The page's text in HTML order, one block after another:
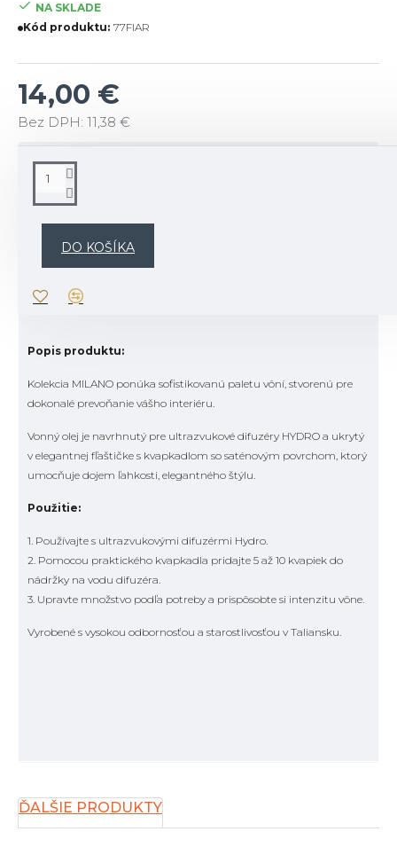
14,00 €
Bez DPH: 11,38 €
NA SKLADE
Kód produktu: 77FIAR
DO KOŠÍKA
Popis vône:
Popis produktu:
Kolekcia MILANO ponúka sofistikovanú paletu vôní, stvorenú pre
dokonalé prevoňanie vášho interiéru.
Vonný olej je navrhnutý pre ultrazvukové difuzéry HYDRO a ukrytý
v elegantnej fľaštičke s kvapkadlom so saténovým povrchom, ktorý
umocňuje dojem ľahkosti, elegantného štýlu.
Použitie:
1. Používajte s ultrazvukovými difuzérmi Hydro.
2. Pomocou praktického kvapkadla pridajte 5 až 10 kvapiek do
nádržky na vodu difuzéra.
3. Upravte množstvo podľa potreby a prispôsobte si intenzitu vône.
Vyrobené s vysokou odbornosťou a starostlivosťou v Taliansku.
ĎALŠIE PRODUKTY